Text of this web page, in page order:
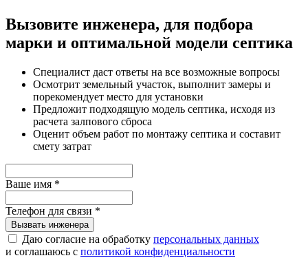
Вызовите инженера, для подбора
марки и оптимальной модели септика
Специалист даст ответы на все возможные вопросы
Осмотрит земельный участок, выполнит замеры и
порекомендует место для установки
Предложит подходящую модель септика, исходя из
расчета залпового сброса
Оценит объем работ по монтажу септика и составит
смету затрат
Ваше имя *
Телефон для связи *
Вызвать инженера
Даю согласие на обработку персональных данных
и соглашаюсь с политикой конфиденциальности